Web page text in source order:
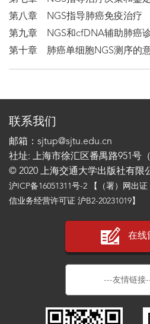
第八章 NGS指导肺癌免疫治疗
第九章 NGS和cfDNA辅助肺癌
第十章 肺癌单细胞NGS测序的
联系我们
邮箱：sjtup@sjtu.edu.cn
社址: 上海市徐汇区番禺路951号
© 2020 上海交通大学出版社有限
沪ICP备16051311号-2 【（署）网出
信业务经营许可证 沪B2-20231019】
在线